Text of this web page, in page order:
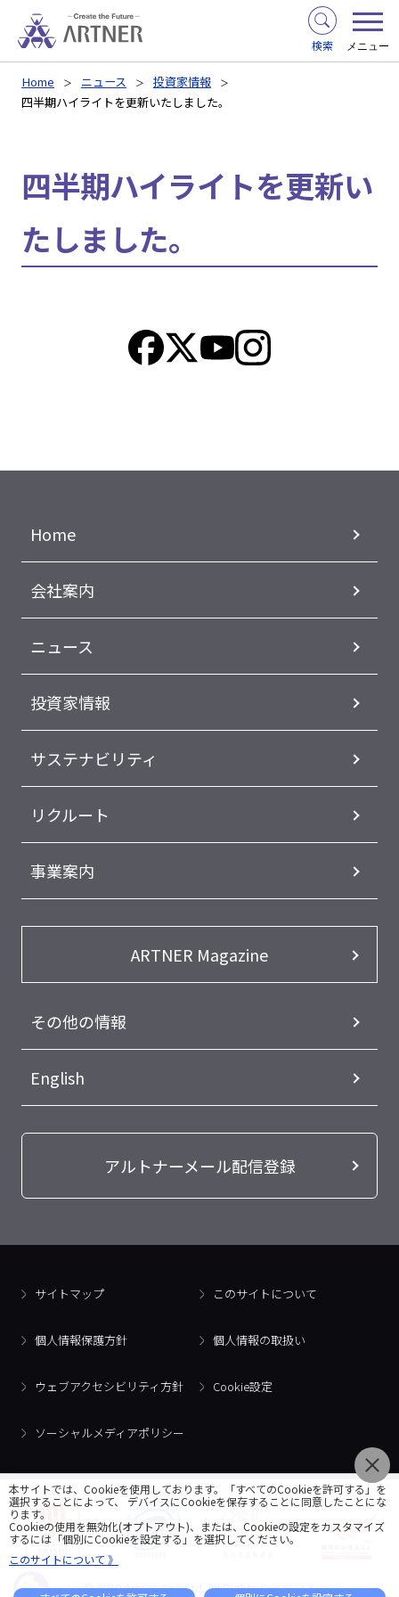
検索 メニュー
Home ニュース
投資家情報
四半期ハイライトを更新いたしました。
四半期ハイライトを更新い
たしました。
Home
会社案内
ニュース
投資家情報
サステナビリティ
リクルート
事業案内
ARTNER Magazine
その他の情報
English
アルトナーメール配信登録
サイトマップ このサイトについて
個人情報保護方針 個人情報の取扱い
ウェブアクセシビリティ方針 Cookie設定
ソーシャルメディアポリシー
© 2018 Artner Co., Ltd. All Rights Reserved.
本サイトでは、Cookieを使用しております。「すべてのCookieを許可する」を
選択することによって、 デバイスにCookieを保存することに同意したことにな
ります。
Cookieの使用を無効化(オプトアウト)、または、Cookieの設定をカスタマイズ
するには「個別にCookieを設定する」を選択してください。
このサイトについて 》